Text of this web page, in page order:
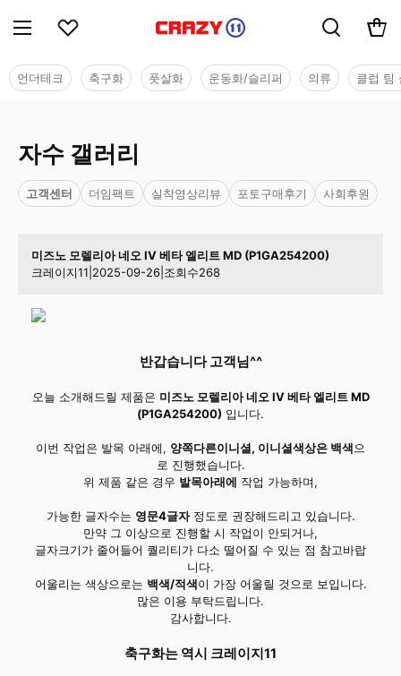
언더테크 축구화 풋살화 운동화/슬리퍼 의류 클럽 팀
자수 갤러리
고객센터 더임팩트 실착영상리뷰 포토구매후기 사회후원
미즈노 모렐리아 네오 IV 베타 엘리트 MD (P1GA254200)
크레이지11 2025-09-26 조회수268
반갑습니다 고객님^^
오늘 소개해드릴 제품은 미즈노 모렐리아 네오 IV 베타 엘리트 MD
(P1GA254200) 입니다.
이번 작업은 발목 아래에, 양쪽다른이니셜, 이니셜색상은 백색으
로 진행했습니다.
위 제품 같은 경우 발목아래에 작업 가능하며,
가능한 글자수는 영문4글자정도로 권장해드리고 있습니다.
만약 그 이상으로 진행할 시 작업이 안되거나,
글자크기가 줄어들어 퀄리티가 다소 떨어질 수 있는 점 참고바랍
니다.
어울리는 색상으로는 백색/적색이 가장 어울릴 것으로 보입니다.
많은 이용 부탁드립니다.
감사합니다.
축구화는 역시 크레이지11